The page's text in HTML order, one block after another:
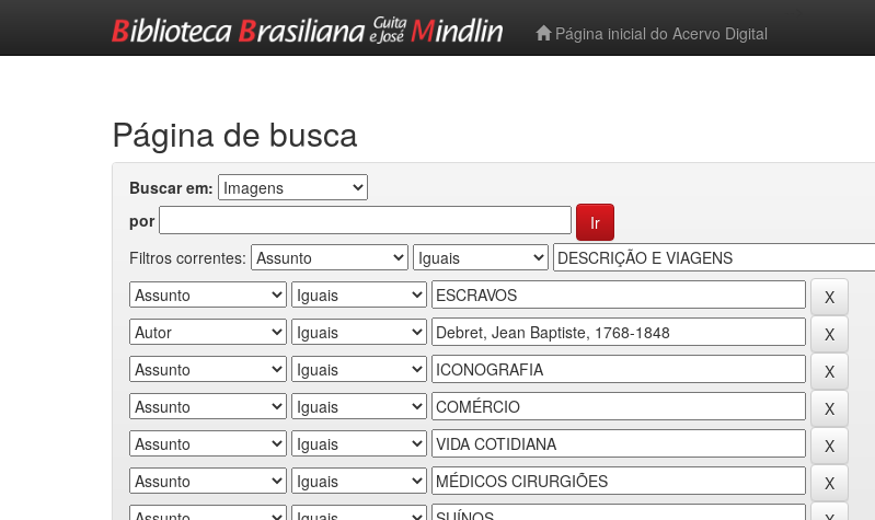
Página inicial do Acervo Digital
Página de busca
Buscar em:
por
Filtros correntes: